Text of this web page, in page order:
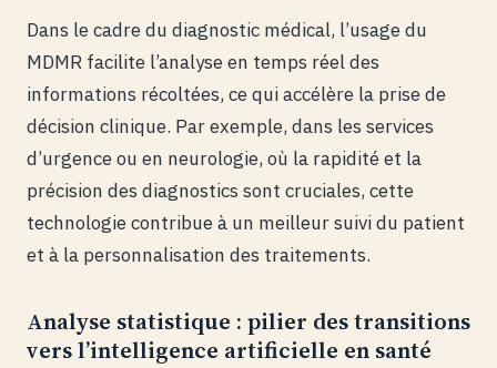
Dans le cadre du diagnostic médical, l’usage du
MDMR facilite l’analyse en temps réel des
informations récoltées, ce qui accélère la prise de
décision clinique. Par exemple, dans les services
d’urgence ou en neurologie, où la rapidité et la
précision des diagnostics sont cruciales, cette
technologie contribue à un meilleur suivi du patient
et à la personnalisation des traitements.
Analyse statistique : pilier des transitions
vers l’intelligence artificielle en santé